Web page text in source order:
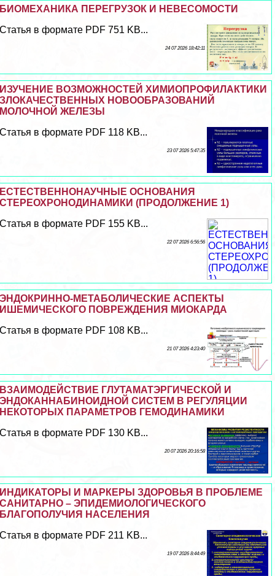
БИОМЕХАНИКА ПЕРЕГРУЗОК И НЕВЕСОМОСТИ
Статья в формате PDF 751 KB...
24 07 2026 18:42:11
ИЗУЧЕНИЕ ВОЗМОЖНОСТЕЙ ХИМИОПРОФИЛАКТИКИ
ЗЛОКАЧЕСТВЕННЫХ НОВООБРАЗОВАНИЙ
МОЛОЧНОЙ ЖЕЛЕЗЫ
Статья в формате PDF 118 KB...
23 07 2026 5:47:35
ЕСТЕСТВЕННОНАУЧНЫЕ ОСНОВАНИЯ
СТЕРЕОХРОНОДИНАМИКИ (ПРОДОЛЖЕНИЕ 1)
Статья в формате PDF 155 KB...
22 07 2026 6:56:56
ЭНДОКРИННО-МЕТАБОЛИЧЕСКИЕ АСПЕКТЫ
ИШЕМИЧЕСКОГО ПОВРЕЖДЕНИЯ МИОКАРДА
Статья в формате PDF 108 KB...
21 07 2026 4:23:40
ВЗАИМОДЕЙСТВИЕ ГЛУТАМАТЭРГИЧЕСКОЙ И
ЭНДОКАННАБИНОИДНОЙ СИСТЕМ В РЕГУЛЯЦИИ
НЕКОТОРЫХ ПАРАМЕТРОВ ГЕМОДИНАМИКИ
Статья в формате PDF 130 KB...
20 07 2026 20:16:58
ИНДИКАТОРЫ И МАРКЕРЫ ЗДОРОВЬЯ В ПРОБЛЕМЕ
САНИТАРНО – ЭПИДЕМИОЛОГИЧЕСКОГО
БЛАГОПОЛУЧИЯ НАСЕЛЕНИЯ
Статья в формате PDF 211 KB...
19 07 2026 8:44:49